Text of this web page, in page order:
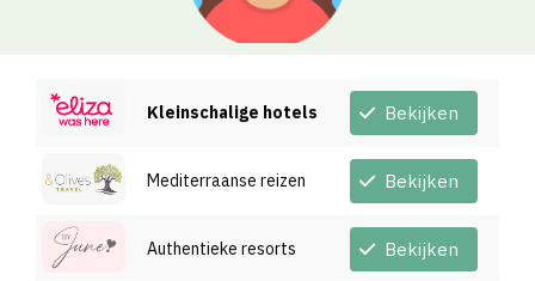
Kleinschalige hotels Bekijken
Mediterraanse reizen Bekijken
Authentieke resorts Bekijken